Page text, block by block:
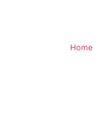
Home